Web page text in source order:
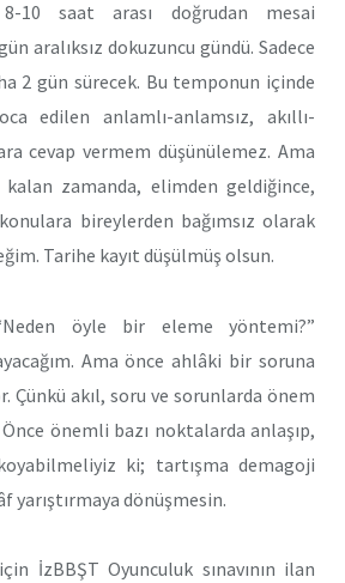
10 saat arası doğrudan mesai
aralıksız dokuzuncu gündü. Sadece
2 gün sürecek. Bu temponun içinde
edilen anlamlı-anlamsız, akıllı-
cevap vermem düşünülemez. Ama
zamanda, elimden geldiğince,
bireylerden bağımsız olarak
Tarihe kayıt düşülmüş olsun.
öyle bir eleme yöntemi?”
Ama önce ahlâki bir soruna
Çünkü akıl, soru ve sorunlarda önem
Önce önemli bazı noktalarda anlaşıp,
ki; tartışma demagoji
yarıştırmaya dönüşmesin.
İzBBŞT Oyunculuk sınavının ilan